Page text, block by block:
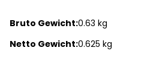
Bruto Gewicht:0.63 kg
Netto Gewicht:0.625 kg